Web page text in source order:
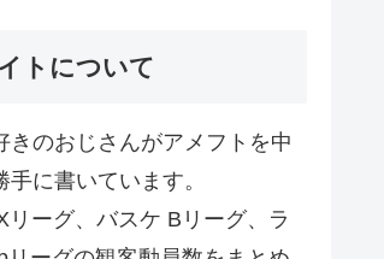
トについて
きのおじさんがアメフトを中
手に書いています。
リーグ、バスケ Bリーグ、ラ